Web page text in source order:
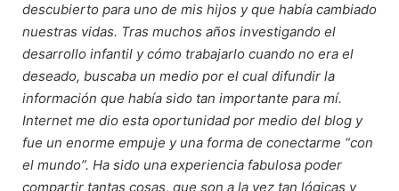
descubierto para uno de mis hijos y que había cambiado
nuestras vidas. Tras muchos años investigando el
desarrollo infantil y cómo trabajarlo cuando no era el
deseado, buscaba un medio por el cual difundir la
información que había sido tan importante para mí.
Internet me dio esta oportunidad por medio del blog y
fue un enorme empuje y una forma de conectarme “con
el mundo”. Ha sido una experiencia fabulosa poder
compartir tantas cosas, que son a la vez tan lógicas y